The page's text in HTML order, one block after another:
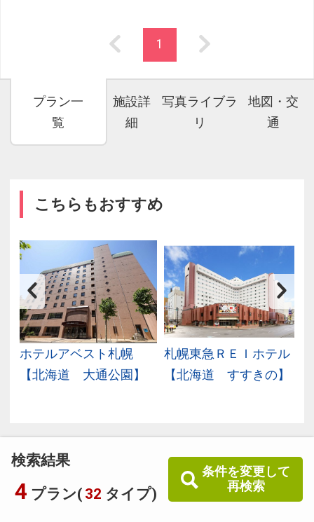
検索結果
4 プラン( 32 タイプ)
条件を変更して
再検索
1
プラン一
覧
施設詳
細
写真ライブラ
リ
地図・交
通
こちらもおすすめ
ホテルアベスト札幌
【北海道 大通公園】
札幌東急ＲＥＩホテル
【北海道 すすきの】